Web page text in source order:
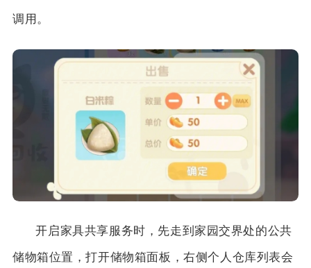
调用。
开启家具共享服务时，先走到家园交界处的公共
储物箱位置，打开储物箱面板，右侧个人仓库列表会